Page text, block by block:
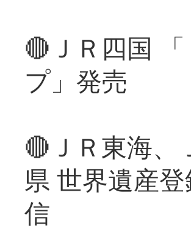
🔴ＪＲ四国
プ」発売
🔴ＪＲ東海、
県 世界遺産
信